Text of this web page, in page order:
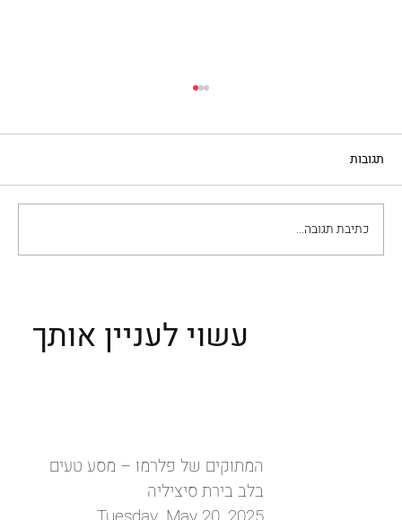
תגובות
כתיבת תגובה...
המתוקים של פלרמו – מסע טעים
בלב בירת סיציליה
עשוי לעניין אותך